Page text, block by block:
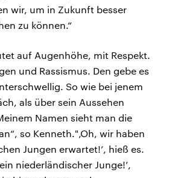
wir, um in Zukunft besser
zu können.“
auf Augenhöhe, mit Respekt.
und Rassismus. Den gebe es
So wie bei jenem
als über sein Aussehen
Namen sieht man die
so Kenneth."‚Oh, wir haben
Jungen erwartet!’, hieß es.
niederländischer Junge!’,